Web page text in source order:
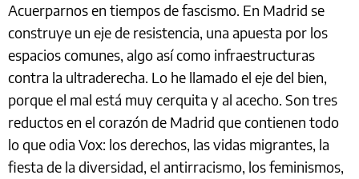
Acuerparnos en tiempos de fascismo. En Madrid se
construye un eje de resistencia, una apuesta por los
espacios comunes, algo así como infraestructuras
contra la ultraderecha. Lo he llamado el eje del bien,
porque el mal está muy cerquita y al acecho. Son tres
reductos en el corazón de Madrid que contienen todo
lo que odia Vox: los derechos, las vidas migrantes, la
fiesta de la diversidad, el antirracismo, los feminismos,